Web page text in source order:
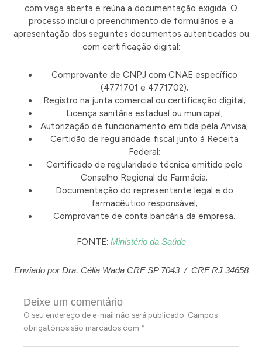
com vaga aberta e reúna a documentação exigida. O
processo inclui o preenchimento de formulários e a
apresentação dos seguintes documentos autenticados ou
com certificação digital:
Comprovante de CNPJ com CNAE específico
(4771701 e 4771702);
Registro na junta comercial ou certificação digital;
Licença sanitária estadual ou municipal;
Autorização de funcionamento emitida pela Anvisa;
Certidão de regularidade fiscal junto à Receita
Federal;
Certificado de regularidade técnica emitido pelo
Conselho Regional de Farmácia;
Documentação do representante legal e do
farmacêutico responsável;
Comprovante de conta bancária da empresa.
FONTE: Ministério da Saúde
Enviado por Dra. Célia Wada CRF SP 7043 / CRF RJ 34658
Deixe um comentário
O seu endereço de e-mail não será publicado. Campos
obrigatórios são marcados com *